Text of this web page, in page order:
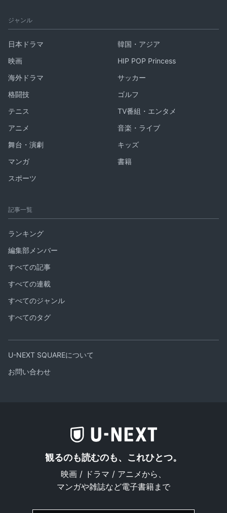
ジャンル
日本ドラマ
韓国・アジア
映画
HIP POP Princess
海外ドラマ
サッカー
格闘技
ゴルフ
テニス
TV番組・エンタメ
アニメ
音楽・ライブ
舞台・演劇
キッズ
マンガ
書籍
スポーツ
記事一覧
ランキング
編集部メンバー
すべての記事
すべての連載
すべてのジャンル
すべてのタグ
U-NEXT SQUAREについて
お問い合わせ
観るのも読むのも、これひとつ。
映画 / ドラマ / アニメから、
マンガや雑誌など電子書籍まで